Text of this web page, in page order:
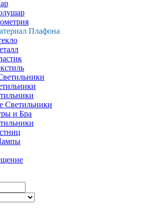
Плафона
Светильники
и Бра